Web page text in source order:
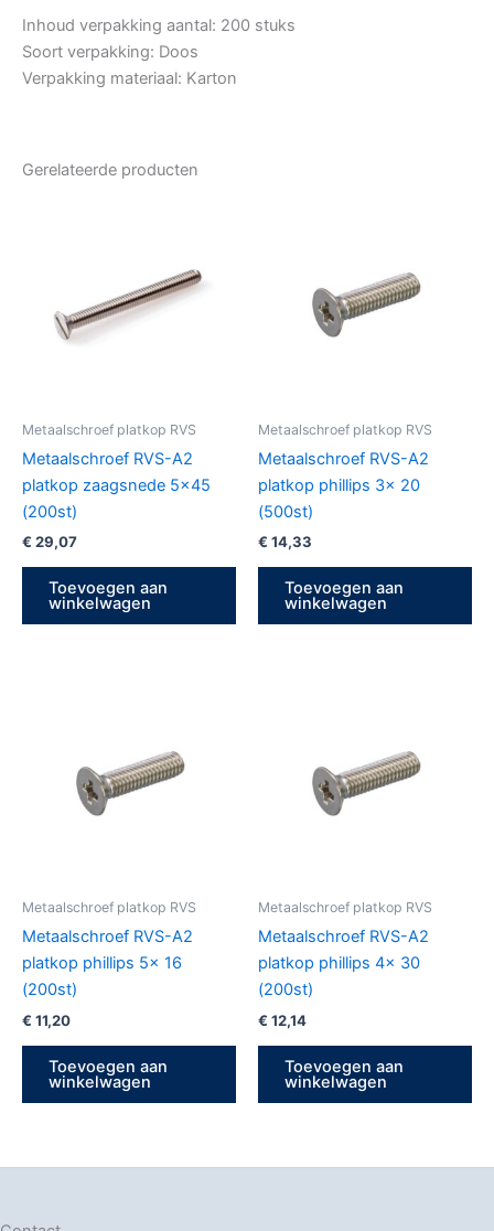
Inhoud verpakking aantal: 200 stuks
Soort verpakking: Doos
Verpakking materiaal: Karton
Gerelateerde producten
Metaalschroef platkop RVS
Metaalschroef RVS-A2
platkop zaagsnede 5×45
(200st)
€ 29,07
Toevoegen aan
winkelwagen
Metaalschroef platkop RVS
Metaalschroef RVS-A2
platkop phillips 3x 20
(500st)
€ 14,33
Toevoegen aan
winkelwagen
Metaalschroef platkop RVS
Metaalschroef RVS-A2
platkop phillips 5x 16
(200st)
€ 11,20
Toevoegen aan
winkelwagen
Metaalschroef platkop RVS
Metaalschroef RVS-A2
platkop phillips 4x 30
(200st)
€ 12,14
Toevoegen aan
winkelwagen